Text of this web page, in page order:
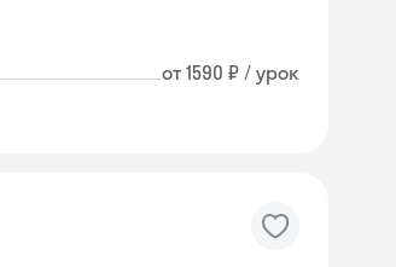
от 1590 ₽ / урок